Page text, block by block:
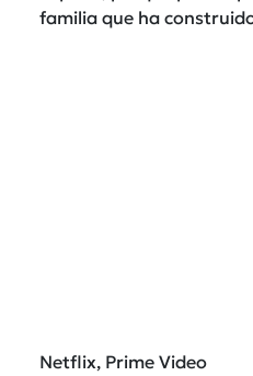
familia que ha
Netflix, Prime Video